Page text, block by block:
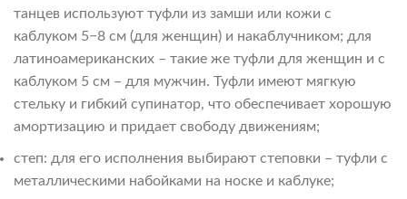
танцев используют туфли из замши или кожи с
каблуком 5−8 см (для женщин) и накаблучником; для
латиноамериканских – такие же туфли для женщин и с
каблуком 5 см – для мужчин. Туфли имеют мягкую
стельку и гибкий супинатор, что обеспечивает хорошую
амортизацию и придает свободу движениям;
степ: для его исполнения выбирают степовки – туфли с
металлическими набойками на носке и каблуке;